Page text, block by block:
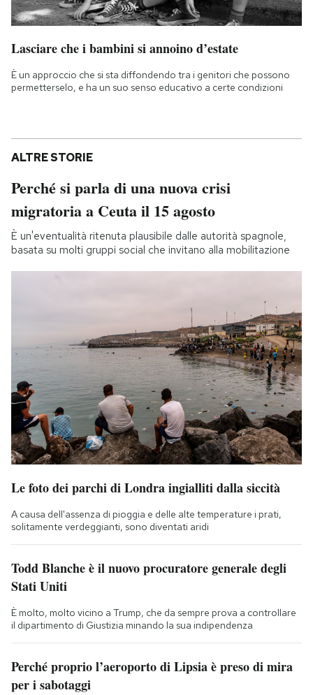
Lasciare che i bambini si annoino d’estate
È un approccio che si sta diffondendo tra i genitori che possono
permetterselo, e ha un suo senso educativo a certe condizioni
ALTRE STORIE
Perché si parla di una nuova crisi
migratoria a Ceuta il 15 agosto
È un'eventualità ritenuta plausibile dalle autorità spagnole,
basata su molti gruppi social che invitano alla mobilitazione
Le foto dei parchi di Londra ingialliti dalla siccità
A causa dell'assenza di pioggia e delle alte temperature i prati,
solitamente verdeggianti, sono diventati aridi
Todd Blanche è il nuovo procuratore generale degli
Stati Uniti
È molto, molto vicino a Trump, che da sempre prova a controllare
il dipartimento di Giustizia minando la sua indipendenza
Perché proprio l’aeroporto di Lipsia è preso di mira
per i sabotaggi